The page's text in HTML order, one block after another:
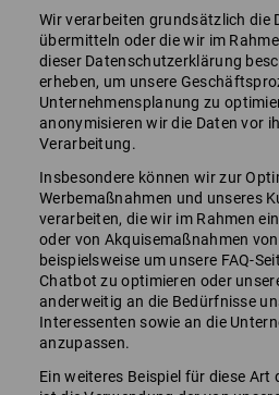
Wir verarbeiten grundsätzlich die
übermitteln oder die wir im
dieser Datenschutzerklärung
erheben, um unsere
Unternehmensplanung zu
anonymisieren wir die Daten vor
Verarbeitung.
Insbesondere können wir zur
Werbemaßnahmen und unseres
verarbeiten, die wir im Rahmen
oder von Akquisemaßnahmen
beispielsweise um unsere FAQ-
Chatbot zu optimieren oder
anderweitig an die Bedürfnisse
Interessenten sowie an die
anzupassen.
Ein weiteres Beispiel für diese Art